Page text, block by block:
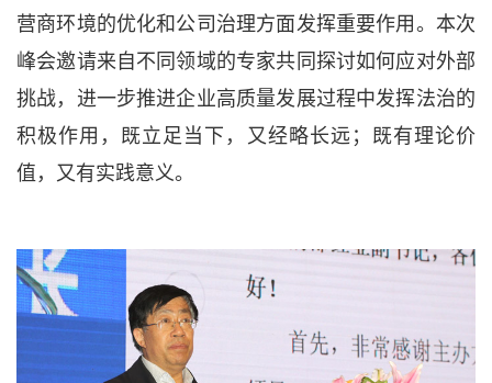
营商环境的优化和公司治理方面发挥重要作用。本次
峰会邀请来自不同领域的专家共同探讨如何应对外部
挑战，进一步推进企业高质量发展过程中发挥法治的
积极作用，既立足当下，又经略长远；既有理论价
值，又有实践意义。